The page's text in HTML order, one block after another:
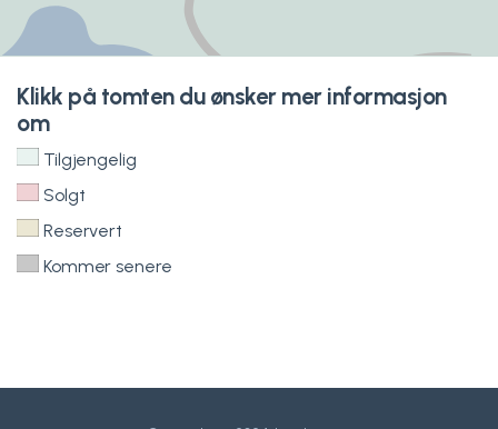
Klikk på tomten du ønsker mer informasjon
om
Tilgjengelig
Solgt
Reservert
Kommer senere